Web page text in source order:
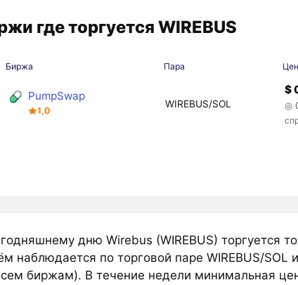
где торгуется WIREBUS
Биржа Пара
PumpSwap
1,0
WIREBUS/SOL
$
◎
дню Wirebus (WIREBUS) торгуется
наблюдается по торговой паре WIREBUS/SOL
биржам). В течение недели минимальная